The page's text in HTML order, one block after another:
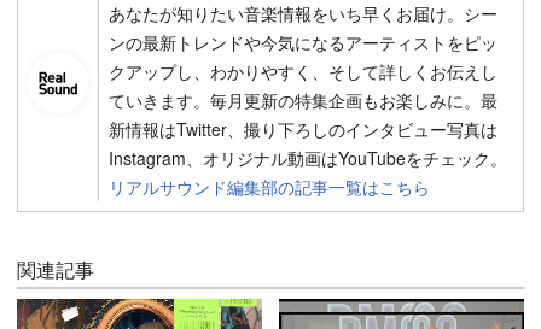
あなたが知りたい音楽情報をいち早くお届け。シー
ンの最新トレンドや今気になるアーティストをピッ
クアップし、わかりやすく、そして詳しくお伝えし
ていきます。毎月更新の特集企画もお楽しみに。最
新情報はTwitter、撮り下ろしのインタビュー写真は
Instagram、オリジナル動画はYouTubeをチェック。
リアルサウンド編集部の記事一覧はこちら
関連記事